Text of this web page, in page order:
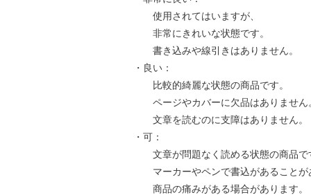
使用されてはいますが、
非常にきれいな状態です。
書き込みや線引きはありません。
・良い：
比較的綺麗な状態の商品です。
ページやカバーに欠品はありません
文章を読むのに支障はありません。
・可：
文章が問題なく読める状態の商品で
マーカーやペンで書込があることが
商品の痛みがある場合があります。